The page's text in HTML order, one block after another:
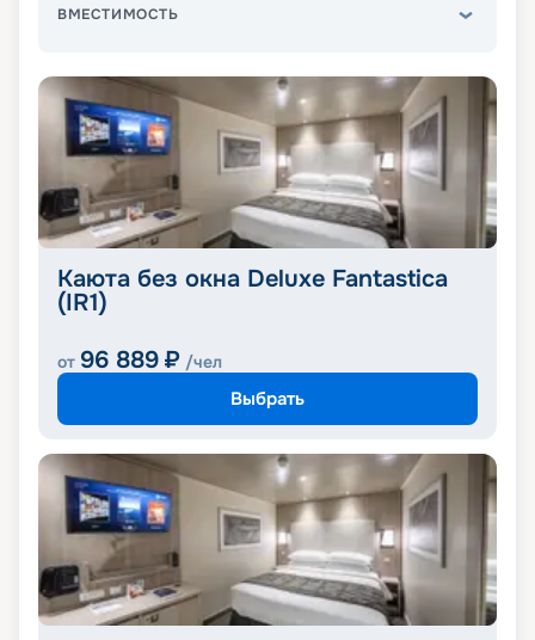
ВМЕСТИМОСТЬ
Каюта без окна Deluxe Fantastica
(IR1)
от 96 889 ₽ /чел
Выбрать